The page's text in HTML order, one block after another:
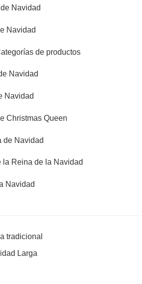
tradicional
Larga